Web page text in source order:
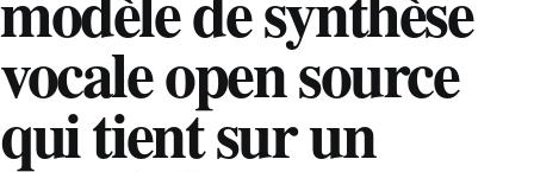
vocale open source
qui tient sur un